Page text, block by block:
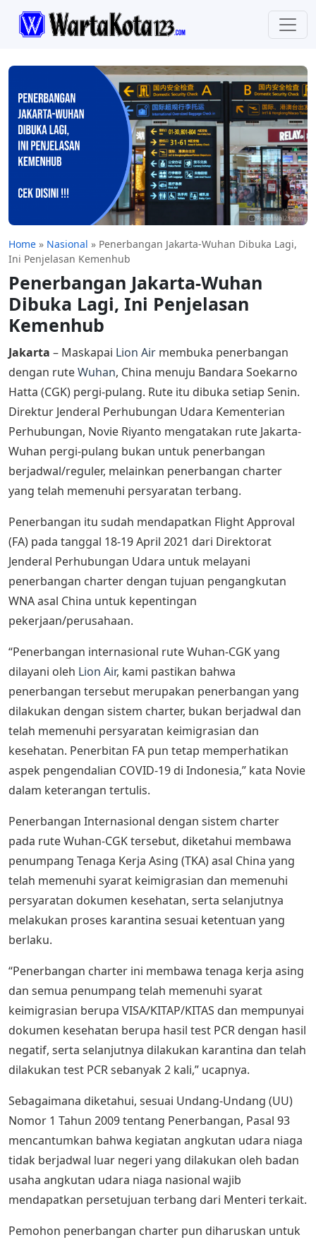
Home » Nasional » Penerbangan Jakarta-Wuhan Dibuka Lagi,
Ini Penjelasan Kemenhub
Penerbangan Jakarta-Wuhan
Dibuka Lagi, Ini Penjelasan
Kemenhub
Jakarta – Maskapai Lion Air membuka penerbangan
dengan ruteWuhan, China menuju Bandara Soekarno
Hatta (CGK) pergi-pulang. Rute itu dibuka setiap Senin.
Direktur Jenderal Perhubungan Udara Kementerian
Perhubungan, Novie Riyanto mengatakan rute Jakarta-
Wuhan pergi-pulang bukan untuk penerbangan
berjadwal/reguler, melainkan penerbangan charter
yang telah memenuhi persyaratan terbang.
Penerbangan itu sudah mendapatkan Flight Approval
(FA) pada tanggal 18-19 April 2021 dari Direktorat
Jenderal Perhubungan Udara untuk melayani
penerbangan charter dengan tujuan pengangkutan
WNA asal China untuk kepentingan
pekerjaan/perusahaan.
“Penerbangan internasional rute Wuhan-CGK yang
dilayani oleh Lion Air, kami pastikan bahwa
penerbangan tersebut merupakan penerbangan yang
dilakukan dengan sistem charter, bukan berjadwal dan
telah memenuhi persyaratan keimigrasian dan
kesehatan. Penerbitan FA pun tetap memperhatikan
aspek pengendalian COVID-19 di Indonesia,” kata Novie
dalam keterangan tertulis.
Penerbangan Internasional dengan sistem charter
pada rute Wuhan-CGK tersebut, diketahui membawa
penumpang Tenaga Kerja Asing (TKA) asal China yang
telah memenuhi syarat keimigrasian dan memenuhi
persyaratan dokumen kesehatan, serta selanjutnya
melakukan proses karantina sesuai ketentuan yang
berlaku.
“Penerbangan charter ini membawa tenaga kerja asing
dan semua penumpang telah memenuhi syarat
keimigrasian berupa VISA/KITAP/KITAS dan mempunyai
dokumen kesehatan berupa hasil test PCR dengan hasil
negatif, serta selanjutnya dilakukan karantina dan telah
dilakukan test PCR sebanyak 2 kali,” ucapnya.
Sebagaimana diketahui, sesuai Undang-Undang (UU)
Nomor 1 Tahun 2009 tentang Penerbangan, Pasal 93
mencantumkan bahwa kegiatan angkutan udara niaga
tidak berjadwal luar negeri yang dilakukan oleh badan
usaha angkutan udara niaga nasional wajib
mendapatkan persetujuan terbang dari Menteri terkait.
Pemohon penerbangan charter pun diharuskan untuk